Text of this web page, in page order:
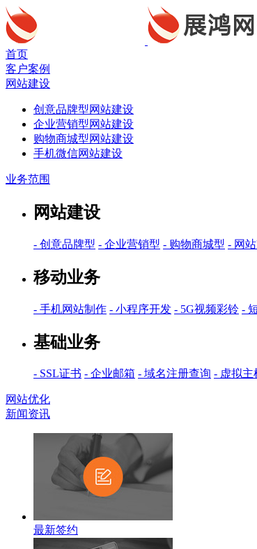
首页
客户案例
网站建设
创意品牌型网站建设
企业营销型网站建设
购物商城型网站建设
手机微信网站建设
业务范围
网站建设
- 创意品牌型 - 企业营销型 - 购物商城型 - 网
移动业务
- 手机网站制作 - 小程序开发 - 5G视频彩铃 -
基础业务
- SSL证书 - 企业邮箱 - 域名注册查询 - 虚拟主
网站优化
新闻资讯
最新签约